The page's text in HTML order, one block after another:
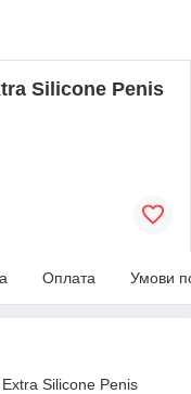
Silicone Penis
Оплата Умови
Extra Silicone Penis